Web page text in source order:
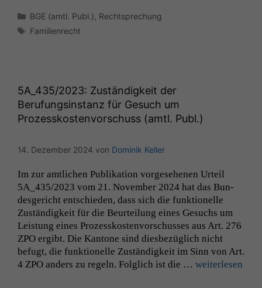
Kategorien
BGE (amtl. Publ.) Rechtsprechung
Schlagwörter
Familienrecht
5A_435/2023: Zuständigkeit der
Berufungsinstanz für Gesuch um
Prozesskostenvorschuss (amtl. Publ.)
14. Dezember 2024 von Dominik Keller
Im zur amtlichen Pub­lika­tion vorge­se­henen Urteil
5A_435/2023 vom 21. Novem­ber 2024 hat das Bun­
des­gericht entsch­ieden, dass sich die funk­tionelle
Zuständigkeit für die Beurteilung eines Gesuchs um
Leis­tung eines Prozesskosten­vorschuss­es aus Art. 276
ZPO ergibt. Die Kan­tone sind dies­bezüglich nicht
befugt, die funk­tionelle Zuständigkeit im Sinn von Art.
4 ZPO anders zu regeln. Fol­glich ist die … weit­er­lesen